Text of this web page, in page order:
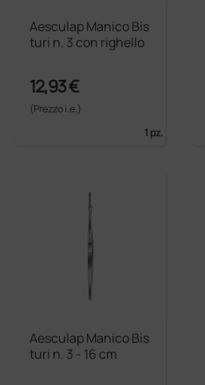
Aesculap Manico Bis
turi n. 3 con righello
12,93 €
(Prezzo i.e.)
1 pz.
Aesculap Manico Bis
turi n. 3 - 16 cm